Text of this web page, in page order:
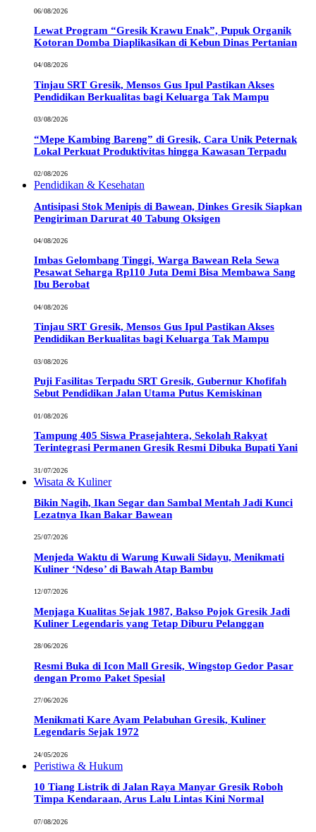
06/08/2026
Lewat Program “Gresik Krawu Enak”, Pupuk Organik
Kotoran Domba Diaplikasikan di Kebun Dinas Pertanian
04/08/2026
Tinjau SRT Gresik, Mensos Gus Ipul Pastikan Akses
Pendidikan Berkualitas bagi Keluarga Tak Mampu
03/08/2026
“Mepe Kambing Bareng” di Gresik, Cara Unik Peternak
Lokal Perkuat Produktivitas hingga Kawasan Terpadu
02/08/2026
Pendidikan & Kesehatan
Antisipasi Stok Menipis di Bawean, Dinkes Gresik Siapkan
Pengiriman Darurat 40 Tabung Oksigen
04/08/2026
Imbas Gelombang Tinggi, Warga Bawean Rela Sewa
Pesawat Seharga Rp110 Juta Demi Bisa Membawa Sang
Ibu Berobat
04/08/2026
Tinjau SRT Gresik, Mensos Gus Ipul Pastikan Akses
Pendidikan Berkualitas bagi Keluarga Tak Mampu
03/08/2026
Puji Fasilitas Terpadu SRT Gresik, Gubernur Khofifah
Sebut Pendidikan Jalan Utama Putus Kemiskinan
01/08/2026
Tampung 405 Siswa Prasejahtera, Sekolah Rakyat
Terintegrasi Permanen Gresik Resmi Dibuka Bupati Yani
31/07/2026
Wisata & Kuliner
Bikin Nagih, Ikan Segar dan Sambal Mentah Jadi Kunci
Lezatnya Ikan Bakar Bawean
25/07/2026
Menjeda Waktu di Warung Kuwali Sidayu, Menikmati
Kuliner ‘Ndeso’ di Bawah Atap Bambu
12/07/2026
Menjaga Kualitas Sejak 1987, Bakso Pojok Gresik Jadi
Kuliner Legendaris yang Tetap Diburu Pelanggan
28/06/2026
Resmi Buka di Icon Mall Gresik, Wingstop Gedor Pasar
dengan Promo Paket Spesial
27/06/2026
Menikmati Kare Ayam Pelabuhan Gresik, Kuliner
Legendaris Sejak 1972
24/05/2026
Peristiwa & Hukum
10 Tiang Listrik di Jalan Raya Manyar Gresik Roboh
Timpa Kendaraan, Arus Lalu Lintas Kini Normal
07/08/2026